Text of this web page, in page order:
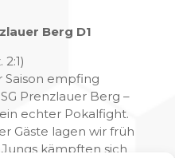
Berg D1
Saison empfing
Prenzlauer Berg –
echter Pokalfight.
Gäste lagen wir früh
kämpften sich